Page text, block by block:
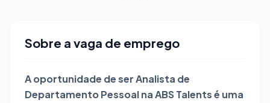
Sobre a vaga de emprego
A oportunidade de ser Analista de
Departamento Pessoal na ABS Talents é uma